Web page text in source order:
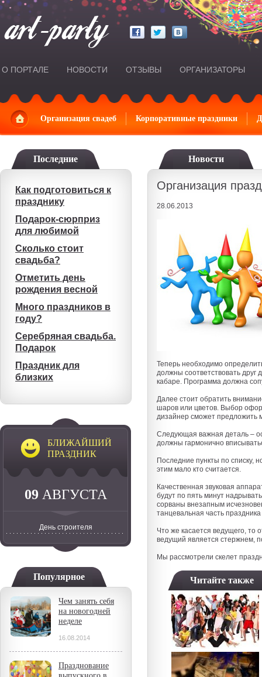
О ПОРТАЛЕ НОВОСТИ ОТЗЫВЫ ОРГАНИЗАТОРЫ
ГлавнаяОрганизация свадеб Корпоративные праздники
Последние
Как подготовиться к
празднику
Подарок-сюрприз
для любимой
Сколько стоит
свадьба?
Отметить день
рождения весной
Много праздников в
году?
Серебряная свадьба.
Подарок
Праздник для
близких
БЛИЖАЙШИЙ
ПРАЗДНИК
09 АВГУСТА
День строителя
Популярное
Чем занять себя
на новогодней
неделе
16.08.2014
Празднование
Новости
Организация
28.06.2013
Теперь необходимо
должны соответствовать друг
кабаре. Программа должна
Далее стоит обратить
шаров или цветов. Выбор
дизайнер сможет предложить
Следующая важная деталь –
должны гармонично
Последние пункты по списку,
этим мало кто считается.
Качественная звуковая
будут по пять минут
сорваны внезапным
танцевальная часть
Что же касается ведущего, то
ведущий является стержнем,
Мы рассмотрели скелет
Читайте также